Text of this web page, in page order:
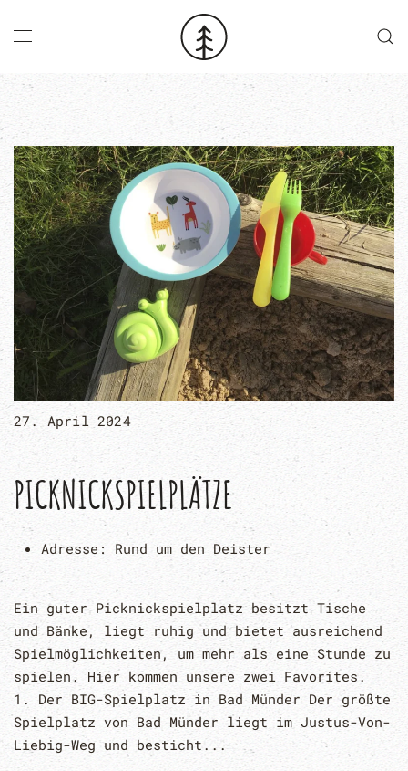
Skip to main content
27. April 2024
PICKNICKSPIELPLÄTZE
Adresse: Rund um den Deister
Ein guter Picknickspielplatz besitzt Tische
und Bänke, liegt ruhig und bietet ausreichend
Spielmöglichkeiten, um mehr als eine Stunde zu
spielen. Hier kommen unsere zwei Favorites.
1. Der BIG-Spielplatz in Bad Münder Der größte
Spielplatz von Bad Münder liegt im Justus-Von-
Liebig-Weg und besticht...